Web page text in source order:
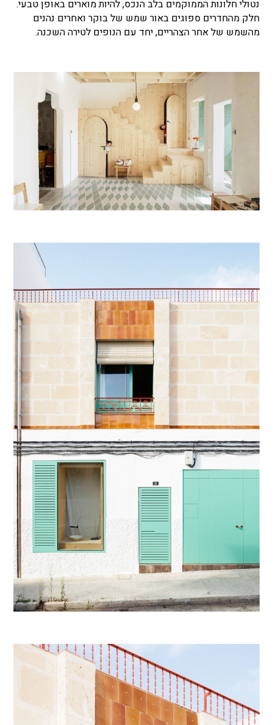
נטולי חלונות הממוקמים בלב הנכס, להיות מוארים באופן טבעי.
חלק מהחדרים ספוגים באור שמש של בוקר ואחרים נהנים
מהשמש של אחר הצהריים, יחד עם הנופים לטירה השכנה.